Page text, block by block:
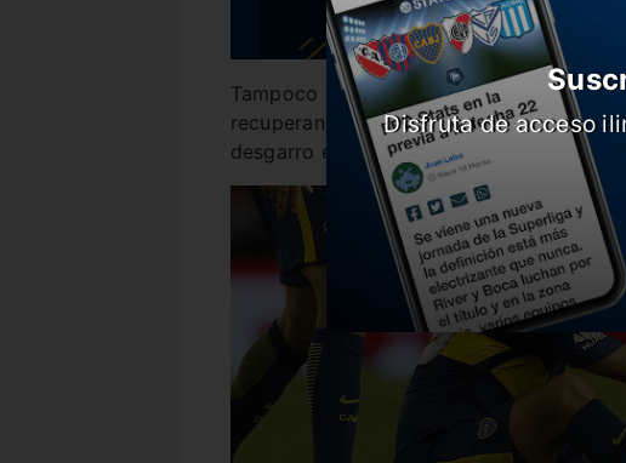
Tampoco estarán por lesión Olaza y Jara.
recuperando de un problema muscular y
desgarro el pasado domingo ante River.
Disfruta de acceso